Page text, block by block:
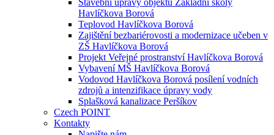
Stavební úpravy objektu Základní školy
Havlíčkova Borová
Teplovod Havlíčkova Borová
Zajištění bezbariérovosti a modernizace učeben v
ZŠ Havlíčkova Borová
Projekt Veřejné prostranství Havlíčkova Borová
Vybavení MŠ Havlíčkova Borová
Vodovod Havlíčkova Borová posílení vodních
zdrojů a intenzifikace úpravy vody
Splašková kanalizace Peršíkov
Czech POINT
Kontakty